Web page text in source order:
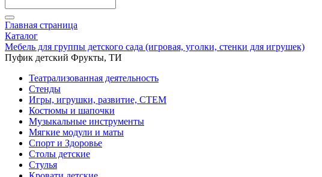
Главная страница
Каталог
Мебель для группы детского сада (игровая, уголки, стенки для игрушек)
Пуфик детский Фрукты, ТИ
Театрализованная деятельность
Стенды
Игры, игрушки, развитие, СТЕМ
Костюмы и шапочки
Музыкальные инструменты
Мягкие модули и маты
Спорт и Здоровье
Столы детские
Стулья